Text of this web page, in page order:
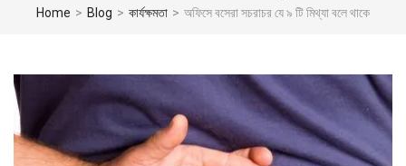
Home > Blog > কার্যক্ষমতা > অফিসে বসেরা সচরাচর যে ৯ টি মিথ্যা বলে থাকে